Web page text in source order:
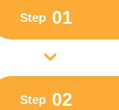
Step 01
Step 02